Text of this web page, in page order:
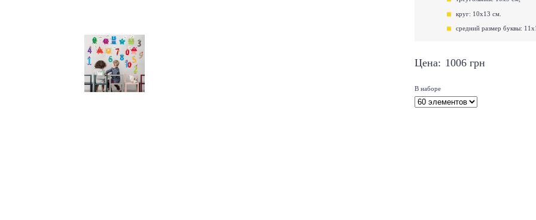
круг: 10x13 см.
средний размер буквы:
Цена: 1006 грн
В наборе